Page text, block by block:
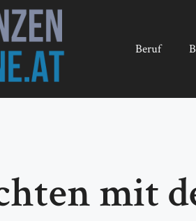
Beruf
mit